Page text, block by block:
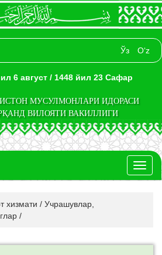
Ўз O‘z
6 август / 1448 йил 23 Сафар
МУСУЛМОНЛАРИ ИДОРАСИ
ВИЛОЯТИ ВАКИЛЛИГИ
хизмати / Учрашувлар,
/